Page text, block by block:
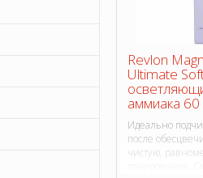
Revlon
Ultimate
аммиака
Идеально
после
чистую,